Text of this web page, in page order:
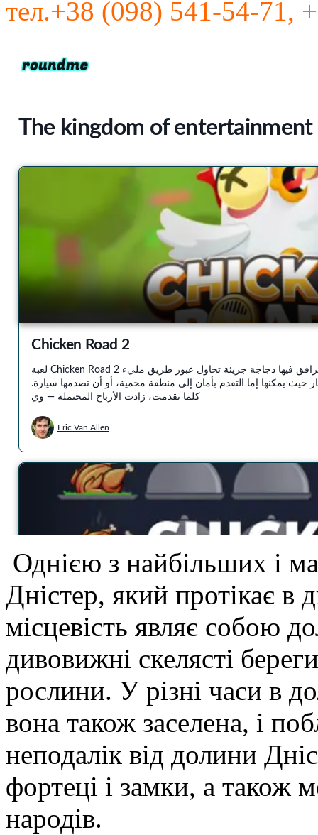
тел.+38 (098) 541-54-71,
Однією з найбільших і
Дністер, який протікає в
місцевість являє собою
дивовижні скелясті
рослини. У різні часи в
вона також заселена, і
неподалік від долини
фортеці і замки, а також
народів.